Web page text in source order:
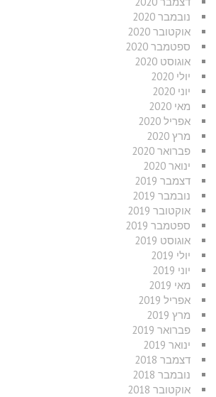
נובמבר 2020
אוקטובר 2020
ספטמבר 2020
אוגוסט 2020
יולי 2020
יוני 2020
מאי 2020
אפריל 2020
מרץ 2020
פברואר 2020
ינואר 2020
דצמבר 2019
נובמבר 2019
אוקטובר 2019
ספטמבר 2019
אוגוסט 2019
יולי 2019
יוני 2019
מאי 2019
אפריל 2019
מרץ 2019
פברואר 2019
ינואר 2019
דצמבר 2018
נובמבר 2018
אוקטובר 2018